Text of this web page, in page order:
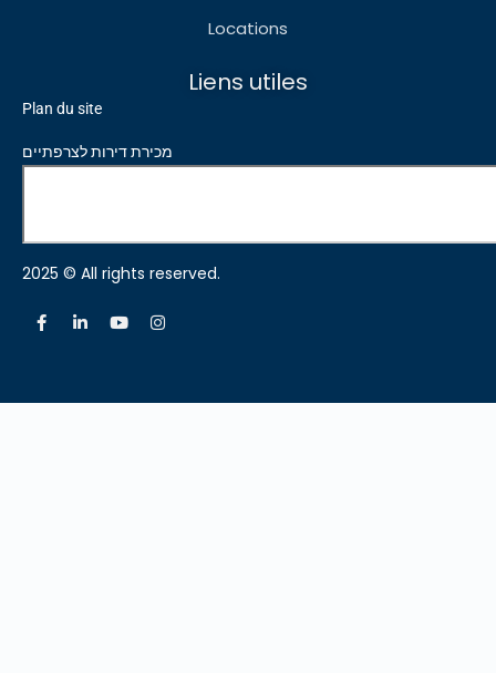
Locations
Liens utiles
Plan du site
מכירת דירות לצרפתיים
2025 © All rights reserved.